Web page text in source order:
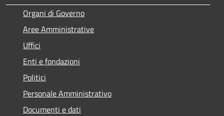
Organi di Governo
Aree Amministrative
Uffici
Enti e fondazioni
Politici
Personale Amministrativo
Documenti e dati